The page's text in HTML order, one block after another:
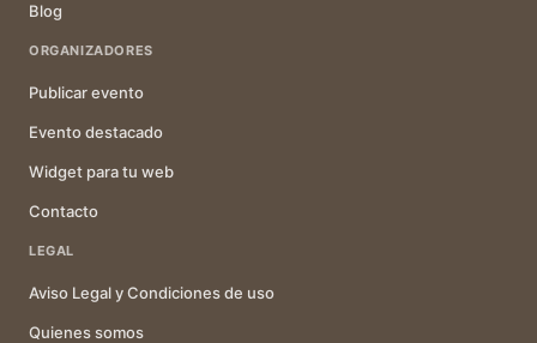
Blog
ORGANIZADORES
Publicar evento
Evento destacado
Widget para tu web
Contacto
LEGAL
Aviso Legal y Condiciones de uso
Quienes somos